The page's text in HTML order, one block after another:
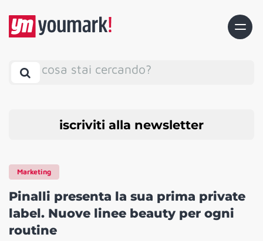
cosa stai cercando?
iscriviti alla newsletter
Marketing
Pinalli presenta la sua prima private
label. Nuove linee beauty per ogni
routine